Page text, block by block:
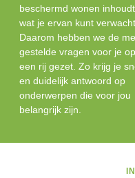
beschermd wonen
wat je ervan kunt
Daarom hebben we de
gestelde vragen voor je op
een rij gezet. Zo krijg je
en duidelijk antwoord op
onderwerpen die voor jou
belangrijk zijn.